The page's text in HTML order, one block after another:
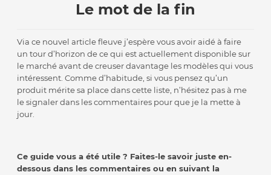
Le mot de la fin
Via ce nouvel article fleuve j’espère vous avoir aidé à faire
un tour d’horizon de ce qui est actuellement disponible sur
le marché avant de creuser davantage les modèles qui vous
intéressent. Comme d’habitude, si vous pensez qu’un
produit mérite sa place dans cette liste, n’hésitez pas à me
le signaler dans les commentaires pour que je la mette à
jour.
Ce guide vous a été utile ? Faites-le savoir juste en-
dessous dans les commentaires ou en suivant la